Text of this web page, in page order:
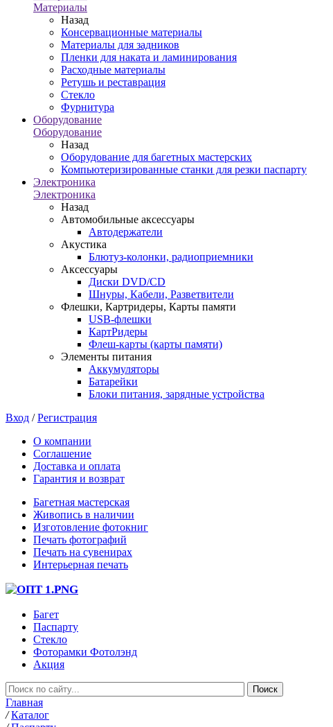
Материалы
Назад
Консервационные материалы
Материалы для задников
Пленки для наката и ламинирования
Расходные материалы
Ретушь и реставрация
Стекло
Фурнитура
Оборудование
Оборудование
Назад
Оборудование для багетных мастерских
Компьютеризированные станки для резки паспарту
Электроника
Электроника
Назад
Автомобильные аксессуары
Автодержатели
Акустика
Блютуз-колонки, радиоприемники
Аксессуары
Диски DVD/CD
Шнуры, Кабели, Разветвители
Флешки, Картридеры, Карты памяти
USB-флешки
КартРидеры
Флеш-карты (карты памяти)
Элементы питания
Аккумуляторы
Батарейки
Блоки питания, зарядные устройства
Вход /Регистрация
О компании
Соглашение
Доставка и оплата
Гарантия и возврат
Багетная мастерская
Живопись в наличии
Изготовление фотокниг
Печать фотографий
Печать на сувенирах
Интерьерная печать
Багет
Паспарту
Стекло
Фоторамки Фотолэнд
Акция
Главная
/ Каталог